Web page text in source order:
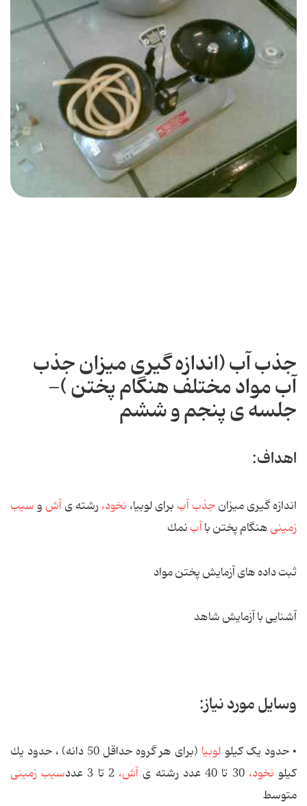
جذب آب (اندازه گیری میزان جذب
آب مواد مختلف هنگام پختن )-
جلسه ی پنجم و ششم
اهداف:
اندازه گیری میزانجذب آب برای لوبیا، نخود،رشته ی آش وسیب
زمینیهنگام پختن باآبنمك
ثبت داده های آزمایش پختن مواد
آشنایی با آزمایش شاهد
وسایل مورد نیاز:
• حدود یک كیلو لوبیا
(‌برای هر گروه حداقل 50 دانه) ، حدود یك
كیلو نخود،‌30 تا 40 عدد رشته ی آش،2 تا 3 عدد
سیب زمینی
متوسط